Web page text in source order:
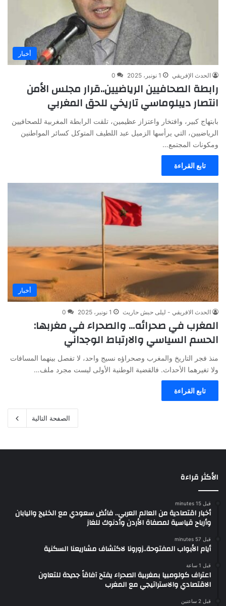
أخبار
الحدث الإفريقي 1 نونبر، 2025 0
رابطة الصحافيين الرياضيين..قرار مجلس الأمن
انتصار ديبلوماسي تاريخي للحق المغربي
بابتهاج كبير، وافتخار واعتزاز عظيمين، تلقت الرابطة المغربية للصحافيين
الرياضيين، التي يرأسها الزميل عبد اللطيف المتوكل كسائر المواطنين
ومكونات المجتمع…
تابع القراءة
أخبار
الحدث الافريقي - ليلى حبش حاريث 1 نونبر، 2025 0
المغرب في صحرائه… والصحراء في مغربها:
الحسم السياسي والارتباط الوجداني
منذ فجر التاريخ والمغرب وصحراؤه نسيج واحد، لا تفصل بينهما المسافات
ولا تغيرهما الأحداث. فالقضية الوطنية الأولى ليست مجرد ملف…
تابع القراءة
الصفحة التالية
الأكثر قراءة
قبل 15 minutes
أخبار اقتصادية من العالم العربي.. فائض سعودي مع الخليج واليابان
وأرباح قياسية لمصفاة الأردن وأدنوك للغاز
قبل 57 minutes
أيام الأبواب المفتوحة..زورونا لاكتشاف مشاريعنا السكنية
قبل 1 ساعة
اعتراف كولومبيا بمغربية الصحراء يفتح آفاقاً جديدة للتعاون
الاقتصادي والاستراتيجي مع المغرب
قبل 2 ساعتين